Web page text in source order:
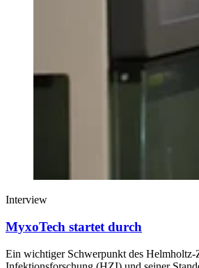
Interview
MyxoTech startet durch
Ein wichtiger Schwerpunkt des Helmholtz-